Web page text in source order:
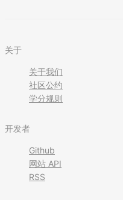
关于
关于我们
社区公约
学分规则
开发者
Github
网站 API
RSS